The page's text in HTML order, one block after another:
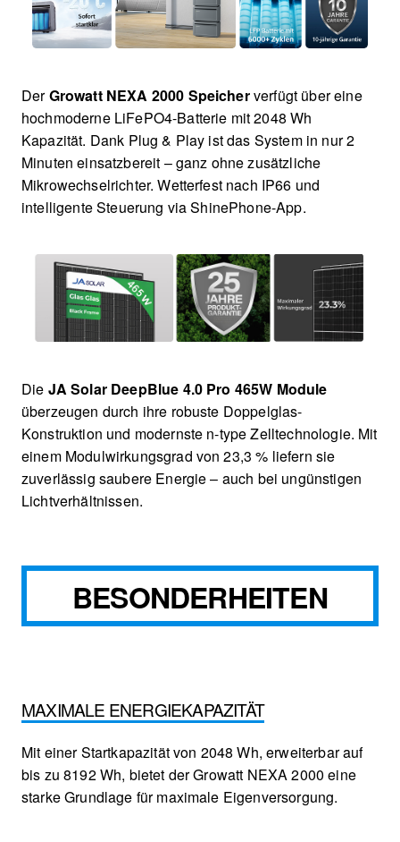
DerGrowatt NEXA 2000 Speicherverfügt über eine
hochmoderne LiFePO4-Batterie mit 2048 Wh
Kapazität. Dank Plug & Play ist das System in nur 2
Minuten einsatzbereit – ganz ohne zusätzliche
Mikrowechselrichter. Wetterfest nach IP66 und
intelligente Steuerung via ShinePhone-App.
Die JA Solar DeepBlue 4.0 Pro 465W Module
überzeugen durch ihre robuste Doppelglas-
Konstruktion und modernste n-type Zelltechnologie. Mit
einem Modulwirkungsgrad von 23,3 % liefern sie
zuverlässig saubere Energie – auch bei ungünstigen
Lichtverhältnissen.
BESONDERHEITEN
MAXIMALE ENERGIEKAPAZITÄT
Mit einer Startkapazität von 2048 Wh, erweiterbar auf
bis zu 8192 Wh, bietet der Growatt NEXA 2000 eine
starke Grundlage für maximale Eigenversorgung.